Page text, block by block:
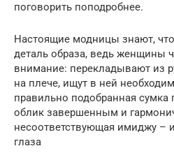
поговорить поподробнее.
Настоящие модницы знают,
деталь образа, ведь женщины
внимание: перекладывают из
на плече, ищут в ней
правильно подобранная сумка
облик завершенным и
несоответствующая имиджу –
глаза